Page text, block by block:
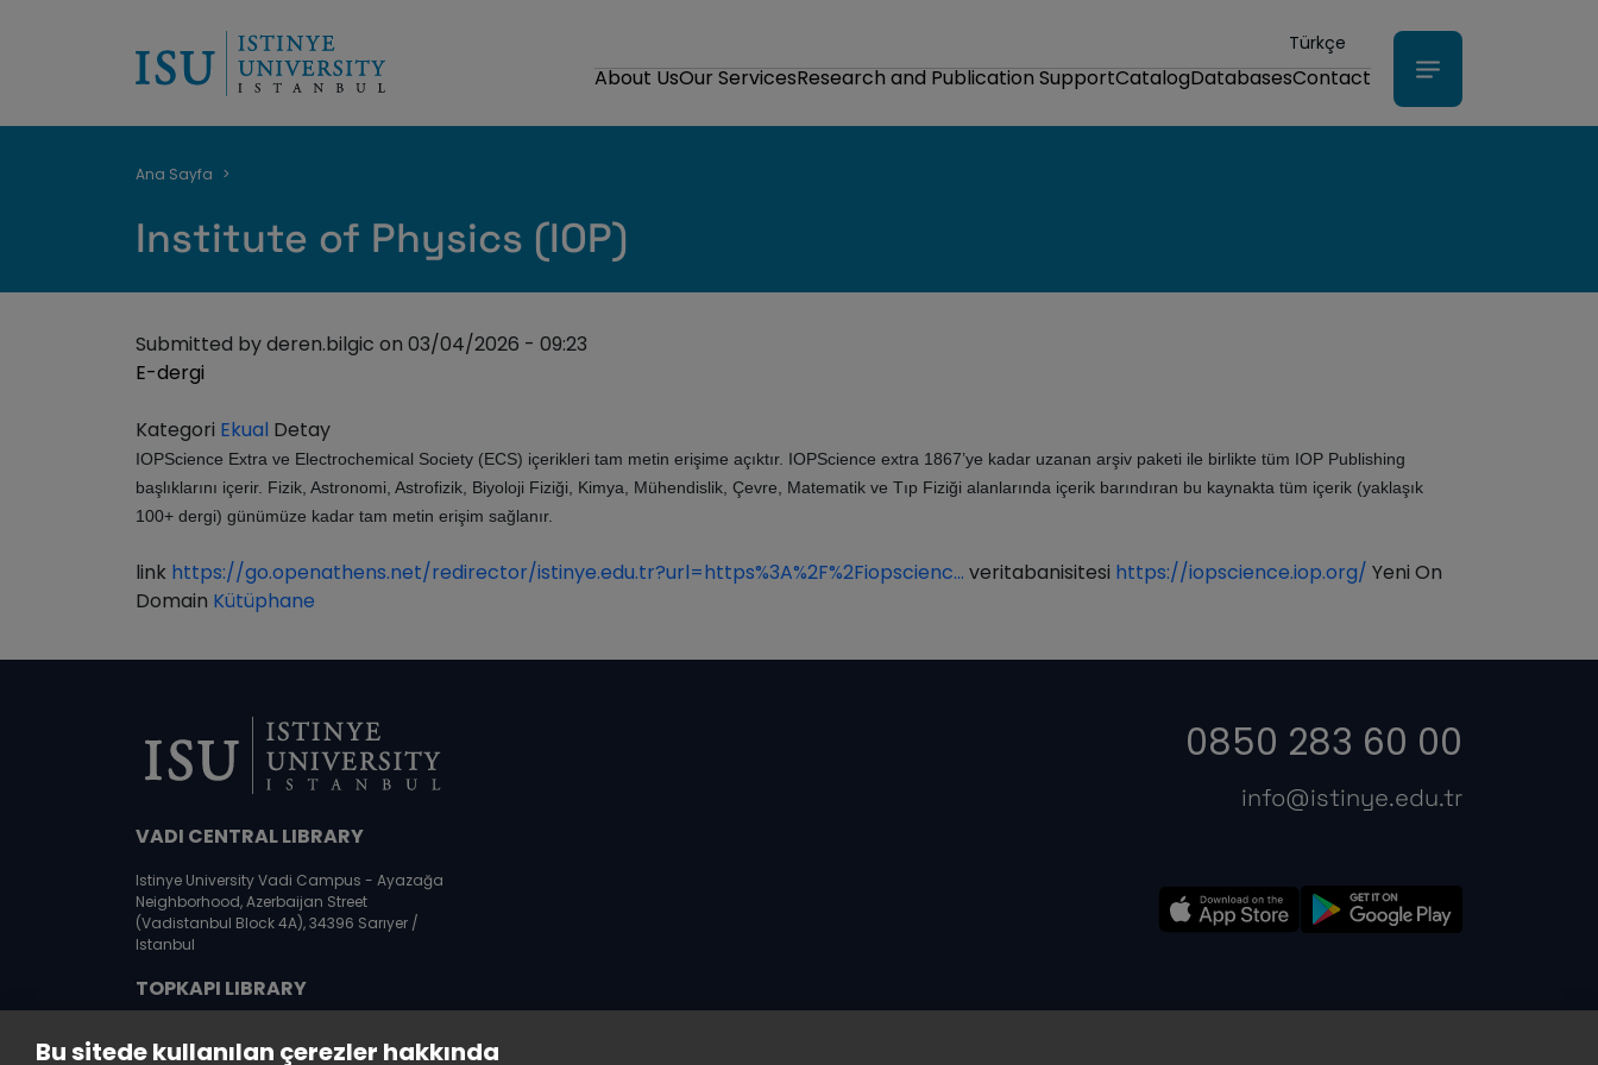
Bu sitede kullanılan çerezler hakkında
Türkçe
About UsOur ServicesResearch and Publication SupportCatalogDatabasesContact
Breadcrumb
Ana Sayfa
Institute of Physics (IOP)
Submitted byderen.bilgic on 03/04/2026 - 09:23
E-dergi
Kategori Ekual Detay
IOPScience Extra ve Electrochemical Society (ECS) içerikleri tam metin erişime açıktır. IOPScience extra 1867’ye kadar uzanan arşiv paketi ile birlikte tüm IOP Publishing
başlıklarını içerir. Fizik, Astronomi, Astrofizik, Biyoloji Fiziği, Kimya, Mühendislik, Çevre, Matematik ve Tıp Fiziği alanlarında içerik barındıran bu kaynakta tüm içerik (yaklaşık
100+ dergi) günümüze kadar tam metin erişim sağlanır.
link https://go.openathens.net/redirector/istinye.edu.tr?url=https%3A%2F%2Fiopscienc… veritabanisitesi https://iopscience.iop.org/ Yeni On
Domain Kütüphane
VADI CENTRAL LIBRARY
Istinye University Vadi Campus - Ayazağa
Neighborhood, Azerbaijan Street
(Vadistanbul Block 4A), 34396 Sarıyer /
Istanbul
TOPKAPI LIBRARY
Maltepe Neighborhood, Teyyareci Sami
0850 283 60 00
info@istinye.edu.tr